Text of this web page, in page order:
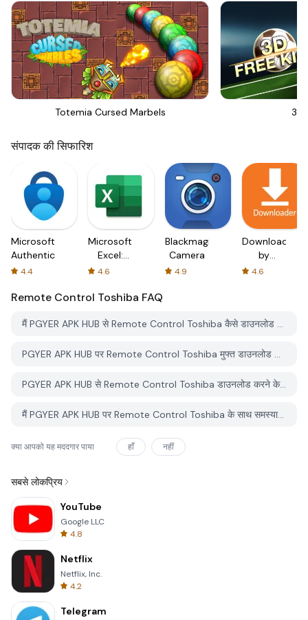
Totemia Cursed Marbels 3D
संपादक की सिफारिश
Microsoft
Authenticator
4.4
Microsoft
Excel:
Spreadsheets
4.6
Blackmagic
Camera
4.9
Downloader
by
AFTVnews
4.6
Remote Control Toshiba FAQ
मैं PGYER APK HUB से Remote Control Toshiba कैसे डाउनलोड करूं?
PGYER APK HUB पर Remote Control Toshiba मुफ्त डाउनलोड करने के लिए है?
PGYER APK HUB से Remote Control Toshiba डाउनलोड करने के लिए मुझे एक खाता चाहिए?
मैं PGYER APK HUB पर Remote Control Toshiba के साथ समस्या कैसे रिपोर्ट कर सकता हूँ?
क्या आपको यह मददगार पाया हाँ नहीं
सबसे लोकप्रिय
YouTube
Google LLC
4.8
Netflix
Netflix, Inc.
4.2
Telegram